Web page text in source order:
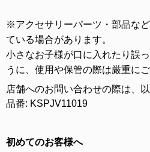
※アクセサリーパーツ・部品な
ている場合があります。
小さなお子様が口に入れたり誤
うに、使用や保管の際は厳重に
店舗へのお問い合わせの際は、
品番: KSPJV11019
初めてのお客様へ